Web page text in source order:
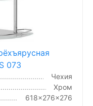
073
Чехия
Хром
618x276x276